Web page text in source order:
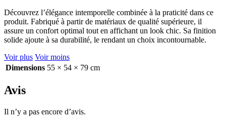
Découvrez l’élégance intemporelle combinée à la praticité dans ce
produit. Fabriqué à partir de matériaux de qualité supérieure, il
assure un confort optimal tout en affichant un look chic. Sa finition
solide ajoute à sa durabilité, le rendant un choix incontournable.
Voir plus Voir moins
Dimensions 55 × 54 × 79 cm
Avis
Il n’y a pas encore d’avis.